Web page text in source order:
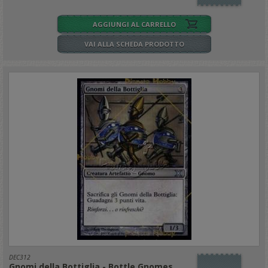
AGGIUNGI AL CARRELLO
VAI ALLA SCHEDA PRODOTTO
DEC312